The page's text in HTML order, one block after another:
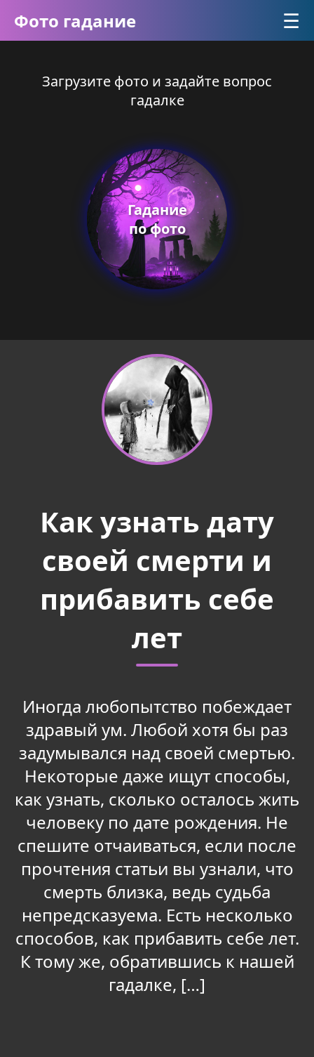
Фото гадание ☰
Загрузите фото и задайте вопрос
гадалке
Гадание
по фото
Как узнать дату
своей смерти и
прибавить себе
лет
Иногда любопытство побеждает
здравый ум. Любой хотя бы раз
задумывался над своей смертью.
Некоторые даже ищут способы,
как узнать, сколько осталось жить
человеку по дате рождения. Не
спешите отчаиваться, если после
прочтения статьи вы узнали, что
смерть близка, ведь судьба
непредсказуема. Есть несколько
способов, как прибавить себе лет.
К тому же, обратившись к нашей
гадалке, […]